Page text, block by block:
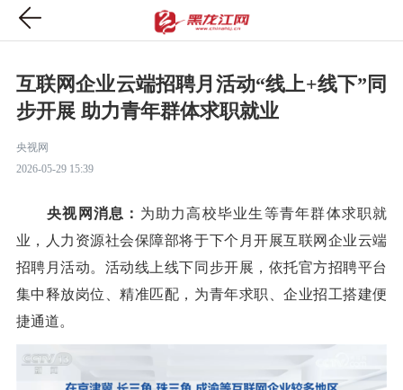
互联网企业云端招聘月活动“线上+线下”同
步开展 助力青年群体求职就业
央视网
2026-05-29 15:39
央视网消息： 为助力高校毕业生等青年群体求职就
业，人力资源社会保障部将于下个月开展互联网企业云端
招聘月活动。活动线上线下同步开展，依托官方招聘平台
集中释放岗位、精准匹配，为青年求职、企业招工搭建便
捷通道。